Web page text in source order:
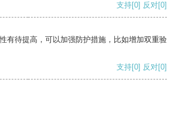
支持[0] 反对[0]
有待提高，可以加强防护措施，比如增加双重验
支持[0] 反对[0]